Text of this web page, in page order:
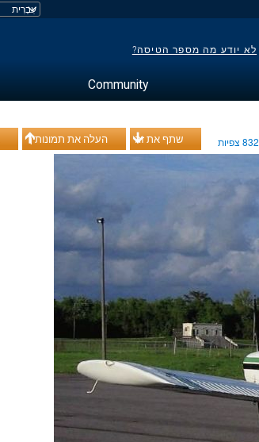
לא יודע מה מספר הטיסה?
Community
העלה את תמונותיך שתף את זה 832צפיות